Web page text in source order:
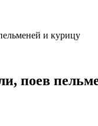
и курицу
поев